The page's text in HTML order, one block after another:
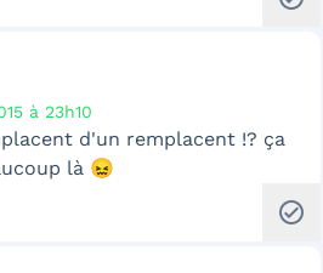
à 23h10
d'un remplacent !? ça
là 😖
check_circle